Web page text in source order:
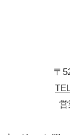
〒